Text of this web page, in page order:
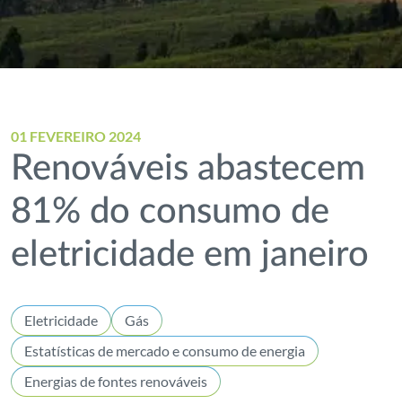
01 FEVEREIRO 2024
Renováveis abastecem
81% do consumo de
eletricidade em janeiro
Eletricidade
Gás
Estatísticas de mercado e consumo de energia
Energias de fontes renováveis